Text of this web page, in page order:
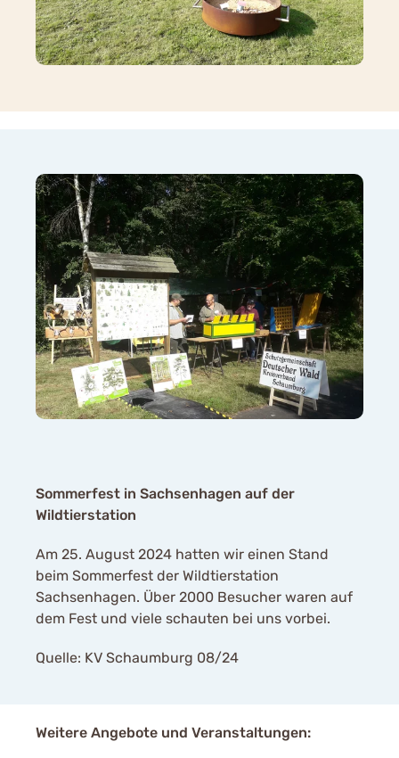
Sommerfest in Sachsenhagen auf der
Wildtierstation
Am 25. August 2024 hatten wir einen Stand
beim Sommerfest der Wildtierstation
Sachsenhagen. Über 2000 Besucher waren auf
dem Fest und viele schauten bei uns vorbei.
Quelle: KV Schaumburg 08/24
Weitere Angebote und Veranstaltungen: